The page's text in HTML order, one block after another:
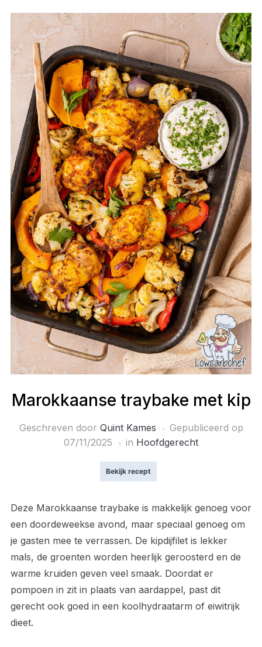
Marokkaanse traybake met kip
Geschreven door Quint Kames
Gepubliceerd op
07/11/2025
in Hoofdgerecht
Bekijk recept
Deze Marokkaanse traybake is makkelijk genoeg voor
een doordeweekse avond, maar speciaal genoeg om
je gasten mee te verrassen. De kipdijfilet is lekker
mals, de groenten worden heerlijk geroosterd en de
warme kruiden geven veel smaak. Doordat er
pompoen in zit in plaats van aardappel, past dit
gerecht ook goed in een koolhydraatarm of eiwitrijk
dieet.